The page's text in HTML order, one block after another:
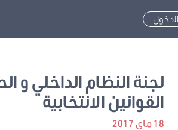
لجنة النظام الداخلي و
القوانين الانتخابية
18 ماي 2017